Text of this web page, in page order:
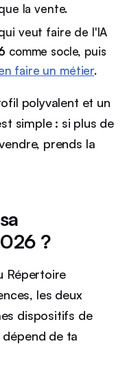
la vente.
veut faire de l'IA
comme socle, puis
faire un métier.
polyvalent et un
simple : si plus de
prends la
?
Répertoire
les deux
dispositifs de
de ta